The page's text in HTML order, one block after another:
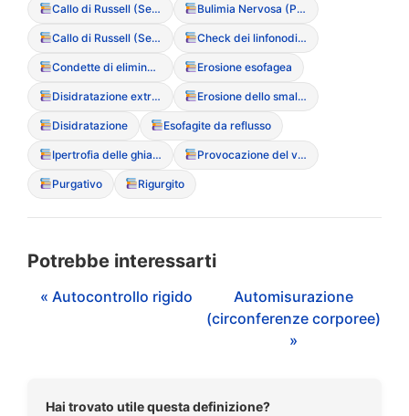
Callo di Russell (Segno di Russell) Bulimia Nervosa (Purgativa/Non Purgativa)
Callo di Russell (Segno di Russell) Check dei linfonodi (per monitorare l’ingrossamento da vomito)
Condette di eliminazione Erosione esofagea
Disidratazione extracellulare Erosione dello smalto dentale
Disidratazione Esofagite da reflusso
Ipertrofia delle ghiandole parotidi Provocazione del vomito (Vomito autoindotto)
Purgativo Rigurgito
Potrebbe interessarti
« Autocontrollo rigido
Automisurazione
(circonferenze corporee)
»
Hai trovato utile questa definizione?